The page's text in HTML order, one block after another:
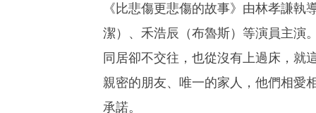
《比悲傷更悲傷的故事》由林孝謙
潔）、禾浩辰（布魯斯）等演員主演
同居卻不交往，也從沒有上過床，就
親密的朋友、唯一的家人，他們相愛
承諾。